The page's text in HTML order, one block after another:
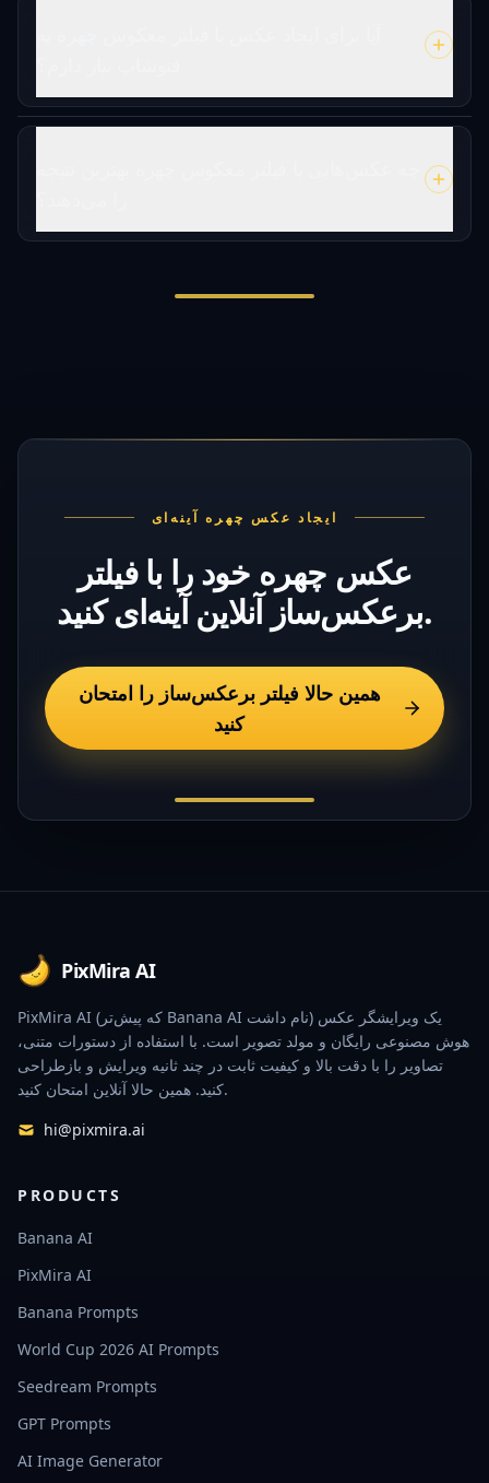
ایجاد عکس چهره آینه‌ای
عکس چهره خود را با فیلتر
برعکس‌ساز آنلاین آینه‌ای کنید.
همین حالا فیلتر برعکس‌ساز را امتحان
کنید
PixMira AI
PixMira AI (که پیش‌تر Banana AI نام داشت) یک ویرایشگر عکس
هوش مصنوعی رایگان و مولد تصویر است. با استفاده از دستورات متنی،
تصاویر را با دقت بالا و کیفیت ثابت در چند ثانیه ویرایش و بازطراحی
کنید. همین حالا آنلاین امتحان کنید.
hi@pixmira.ai
PRODUCTS
Banana AI
PixMira AI
Banana Prompts
World Cup 2026 AI Prompts
Seedream Prompts
GPT Prompts
AI Image Generator